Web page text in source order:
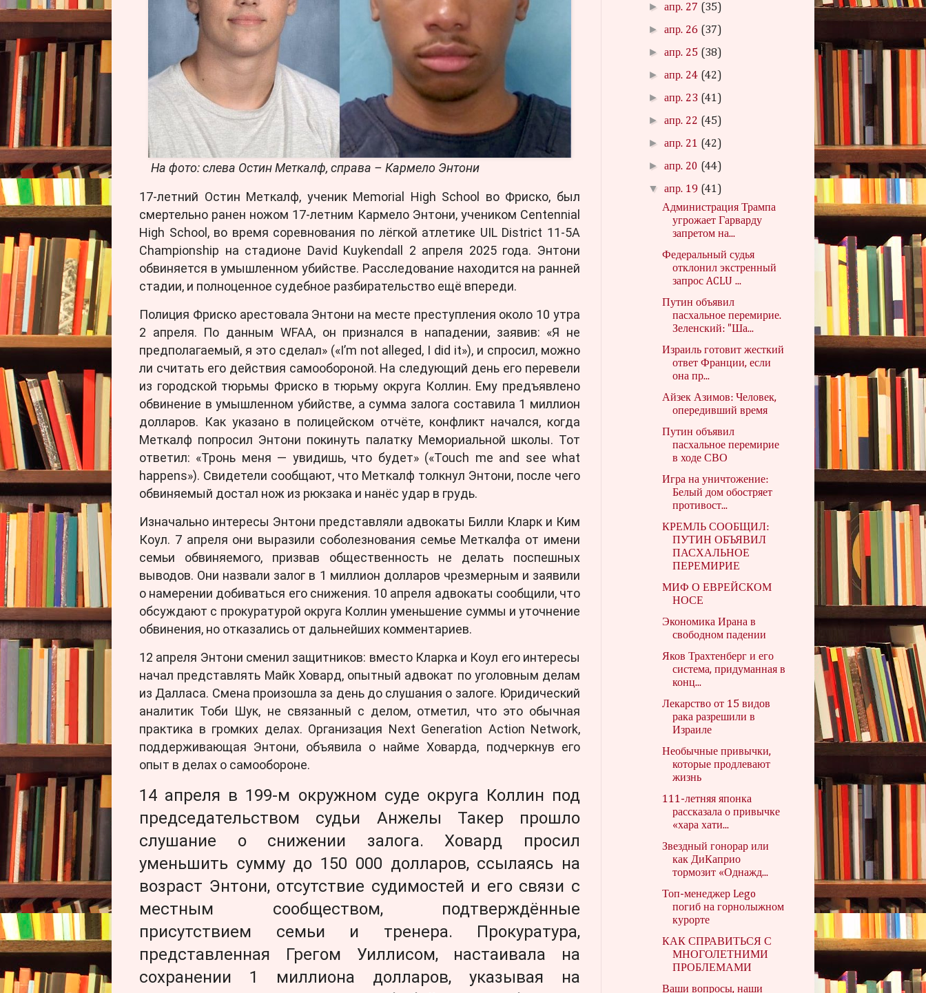
На фото: слева Остин Меткалф, справа – Кармело Энтони
17-летний Остин Меткалф, ученик Memorial High School во Фриско, был
смертельно ранен ножом 17-летним Кармело Энтони, учеником Centennial
High School, во время соревнования по лёгкой атлетике UIL District 11-5A
Championship на стадионе David Kuykendall 2 апреля 2025 года. Энтони
обвиняется в умышленном убийстве. Расследование находится на ранней
стадии, и полноценное судебное разбирательство ещё впереди.
Полиция Фриско арестовала Энтони на месте преступления около 10 утра
2 апреля. По данным WFAA, он признался в нападении, заявив: «Я не
предполагаемый, я это сделал» («I’m not alleged, I did it»), и спросил, можно
ли считать его действия самообороной. На следующий день его перевели
из городской тюрьмы Фриско в тюрьму округа Коллин. Ему предъявлено
обвинение в умышленном убийстве, а сумма залога составила 1 миллион
долларов. Как указано в полицейском отчёте, конфликт начался, когда
Меткалф попросил Энтони покинуть палатку Мемориальной школы. Тот
ответил: «Тронь меня — увидишь, что будет» («Touch me and see what
happens»). Свидетели сообщают, что Меткалф толкнул Энтони, после чего
обвиняемый достал нож из рюкзака и нанёс удар в грудь.
Изначально интересы Энтони представляли адвокаты Билли Кларк и Ким
Коул. 7 апреля они выразили соболезнования семье Меткалфа от имени
семьи обвиняемого, призвав общественность не делать поспешных
выводов. Они назвали залог в 1 миллион долларов чрезмерным и заявили
о намерении добиваться его снижения. 10 апреля адвокаты сообщили, что
обсуждают с прокуратурой округа Коллин уменьшение суммы и уточнение
обвинения, но отказались от дальнейших комментариев.
12 апреля Энтони сменил защитников: вместо Кларка и Коул его интересы
начал представлять Майк Ховард, опытный адвокат по уголовным делам
из Далласа. Смена произошла за день до слушания о залоге. Юридический
аналитик Тоби Шук, не связанный с делом, отметил, что это обычная
практика в громких делах. Организация Next Generation Action Network,
поддерживающая Энтони, объявила о найме Ховарда, подчеркнув его
опыт в делах о самообороне.
14 апреля в 199-м окружном суде округа Коллин под
председательством судьи Анжелы Такер прошло
слушание о снижении залога. Ховард просил
уменьшить сумму до 150 000 долларов, ссылаясь на
возраст Энтони, отсутствие судимостей и его связи с
местным сообществом, подтверждённые
присутствием семьи и тренера. Прокуратура,
представленная Грегом Уиллисом, настаивала на
сохранении 1 миллиона долларов, указывая на
►апр. 27 (35)
►апр. 26 (37)
►апр. 25 (38)
►апр. 24 (42)
►апр. 23 (41)
►апр. 22 (45)
►апр. 21 (42)
►апр. 20 (44)
▼апр. 19 (41)
Администрация Трампа
угрожает Гарварду
запретом на...
Федеральный судья
отклонил экстренный
запрос ACLU ...
Путин объявил
пасхальное перемирие.
Зеленский: "Ша...
Израиль готовит жесткий
ответ Франции, если
она пр...
Айзек Азимов: Человек,
опередивший время
Путин объявил
пасхальное перемирие
в ходе СВО
Игра на уничтожение:
Белый дом обостряет
противост...
КРЕМЛЬ СООБЩИЛ:
ПУТИН ОБЪЯВИЛ
ПАСХАЛЬНОЕ
ПЕРЕМИРИЕ
МИФ О ЕВРЕЙСКОМ
НОСЕ
Экономика Ирана в
свободном падении
Яков Трахтенберг и его
система, придуманная в
конц...
Лекарство от 15 видов
рака разрешили в
Израиле
Необычные привычки,
которые продлевают
жизнь
111-летняя японка
рассказала о привычке
«хара хати...
Звездный гонорар или
как ДиКаприо
тормозит «Однажд...
Топ-менеджер Lego
погиб на горнолыжном
курорте
КАК СПРАВИТЬСЯ С
МНОГОЛЕТНИМИ
ПРОБЛЕМАМИ
Ваши вопросы, наши